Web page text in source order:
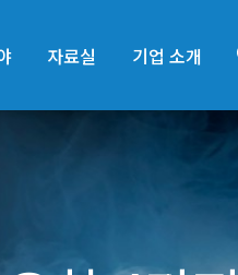
자료실 기업 소개